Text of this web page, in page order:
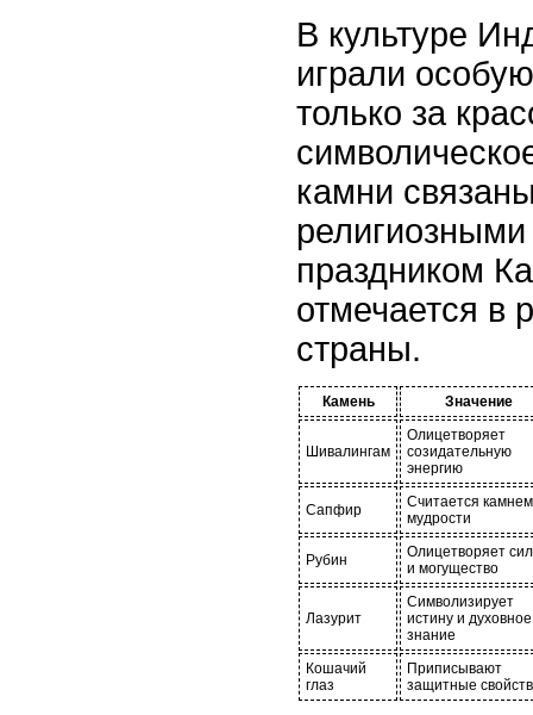
В культуре
играли
только за
камни
праздником
отмечается в
страны.
Камень Значение
Шивалингам
Олицетворяет
созидательную
энергию
Сапфир
Считается камнем
мудрости
Рубин
Олицетворяет
и могущество
Лазурит
Символизирует
истину и духовное
знание
Кошачий
глаз
Приписывают
защитные